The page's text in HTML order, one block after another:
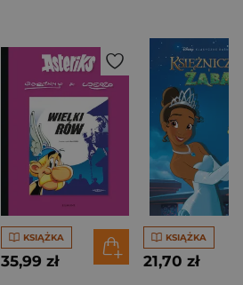
KSIĄŻKA
35,99 zł
KSIĄŻKA
21,70 zł